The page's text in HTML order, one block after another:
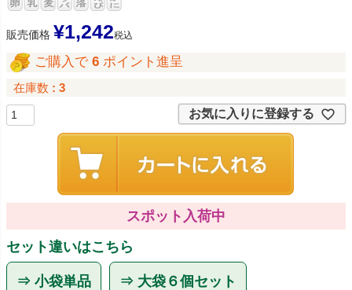
販売価格 ¥1,242税込
ご購入で 6 ポイント進呈
在庫数
3
お気に入りに登録する
スポット入荷中
セット違いはこちら
⇒ 小袋単品 ⇒ 大袋６個セット